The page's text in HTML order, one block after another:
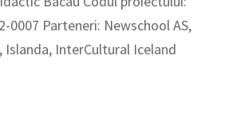
0007 Parteneri: Newschool AS,
Islanda, InterCultural Iceland